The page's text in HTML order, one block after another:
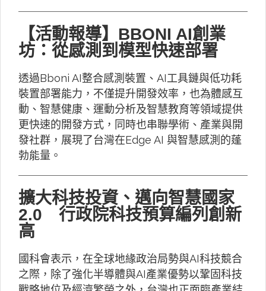
【活動報導】BBONI AI創業
坊：從感測到模型快速部署
透過Bboni AI整合感測裝置、AI工具鏈與低功耗
裝置部署能力，不僅提升開發效率，也為體感互
動、智慧健康、運動分析及智慧教育等領域提供
更快速的開發方式，同時也串聯學術、產業與開
發社群，展現了台灣在Edge AI 與智慧感測的蓬
勃能量。
擴大科技投資、邁向智慧國家
2.0 行政院科技預算編列創新
高
國科會表示，在全球地緣政治局勢與AI科技競合
之際，除了強化半導體與AI產業優勢以鞏固科技